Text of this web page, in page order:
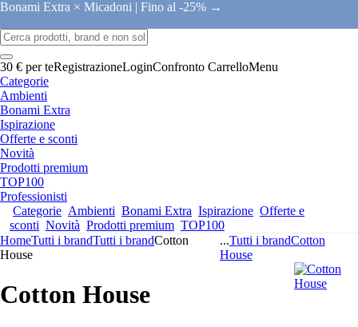
Bonami Extra × Micadoni | Fino al -25% →
30 € per teRegistrazioneLoginConfronto CarrelloMenu
Categorie
Ambienti
Bonami Extra
Ispirazione
Offerte e sconti
Novità
Prodotti premium
TOP100
Professionisti
Categorie Ambienti Bonami Extra Ispirazione Offerte e
sconti Novità Prodotti premium TOP100
HomeTutti i brandTutti i brandCotton
House
...Tutti i brandCotton
House
Cotton House